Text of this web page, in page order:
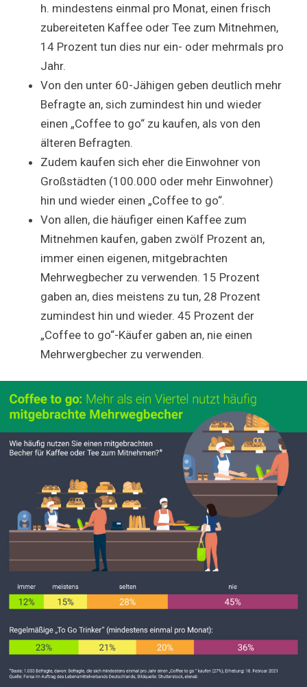
h. mindestens einmal pro Monat, einen frisch
zubereiteten Kaffee oder Tee zum Mitnehmen,
14 Prozent tun dies nur ein- oder mehrmals pro
Jahr.
Von den unter 60-Jähigen geben deutlich mehr
Befragte an, sich zumindest hin und wieder
einen „Coffee to go“ zu kaufen, als von den
älteren Befragten.
Zudem kaufen sich eher die Einwohner von
Großstädten (100.000 oder mehr Einwohner)
hin und wieder einen „Coffee to go“.
Von allen, die häufiger einen Kaffee zum
Mitnehmen kaufen, gaben zwölf Prozent an,
immer einen eigenen, mitgebrachten
Mehrwegbecher zu verwenden. 15 Prozent
gaben an, dies meistens zu tun, 28 Prozent
zumindest hin und wieder. 45 Prozent der
„Coffee to go“-Käufer gaben an, nie einen
Mehrwergbecher zu verwenden.